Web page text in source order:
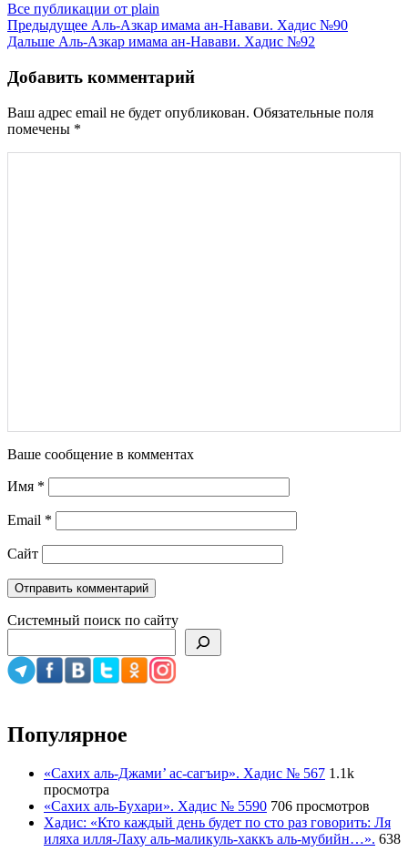
Все публикации от plain
Навигация
по
записям
Предыдущее Аль-Азкар имама ан-Навави. Хадис №90
Дальше Аль-Азкар имама ан-Навави. Хадис №92
Добавить комментарий
Ваш адрес email не будет опубликован. Обязательные поля
помечены *
Ваше сообщение в комментах
Имя *
Email *
Сайт
Системный поиск по сайту
Популярное
«Сахих аль-Джами’ ас-сагъир». Хадис № 567 1.1k
просмотра
«Сахих аль-Бухари». Хадис № 5590 706 просмотров
Хадис: «Кто каждый день будет по сто раз говорить: Ля
иляха илля-Лаху аль-маликуль-хаккъ аль-мубийн…». 638